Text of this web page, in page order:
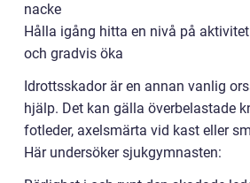
nacke
Hålla igång hitta en nivå på
och gradvis öka
Idrottsskador är en annan vanlig
hjälp. Det kan gälla överbelastade
fotleder, axelsmärta vid kast eller
Här undersöker sjukgymnasten: